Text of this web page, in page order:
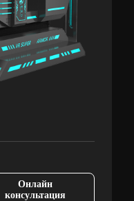
Онлайн
консультация